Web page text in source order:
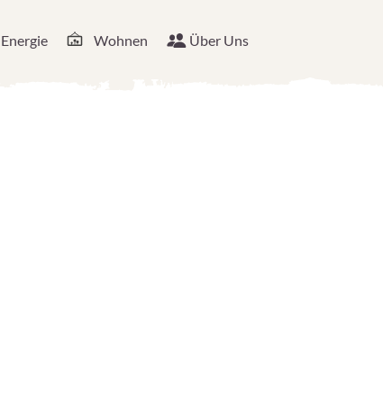
Energie Wohnen Über Uns